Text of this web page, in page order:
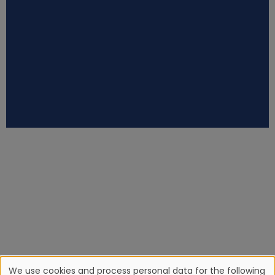
We use cookies and process personal data for the following